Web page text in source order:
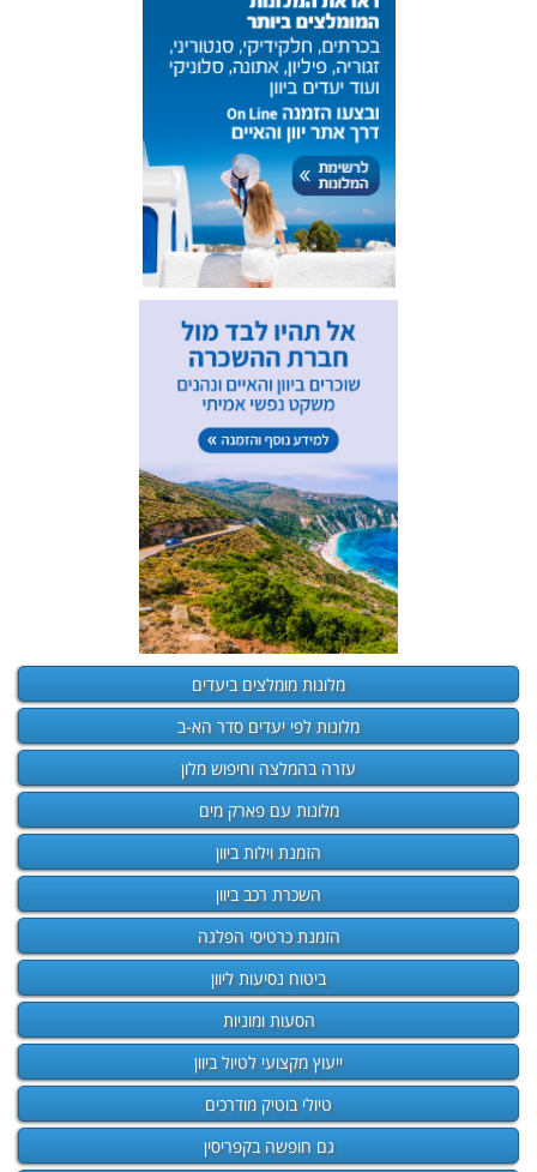
מלונות מומלצים ביעדים
מלונות לפי יעדים סדר הא-ב
עזרה בהמלצה וחיפוש מלון
מלונות עם פארק מים
הזמנת וילות ביוון
השכרת רכב ביוון
הזמנת כרטיסי הפלגה
ביטוח נסיעות ליוון
הסעות ומוניות
ייעוץ מקצועי לטיול ביוון
טיולי בוטיק מודרכים
גם חופשה בקפריסין